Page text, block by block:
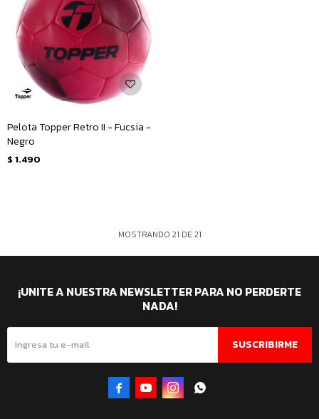
Pelota Topper Retro II - Fucsia -
Negro
$ 1.490
MOSTRANDO 21 DE21
¡UNITE A NUESTRA NEWSLETTER PARA NO PERDERTE
NADA!
SUSCRIBIRME
   